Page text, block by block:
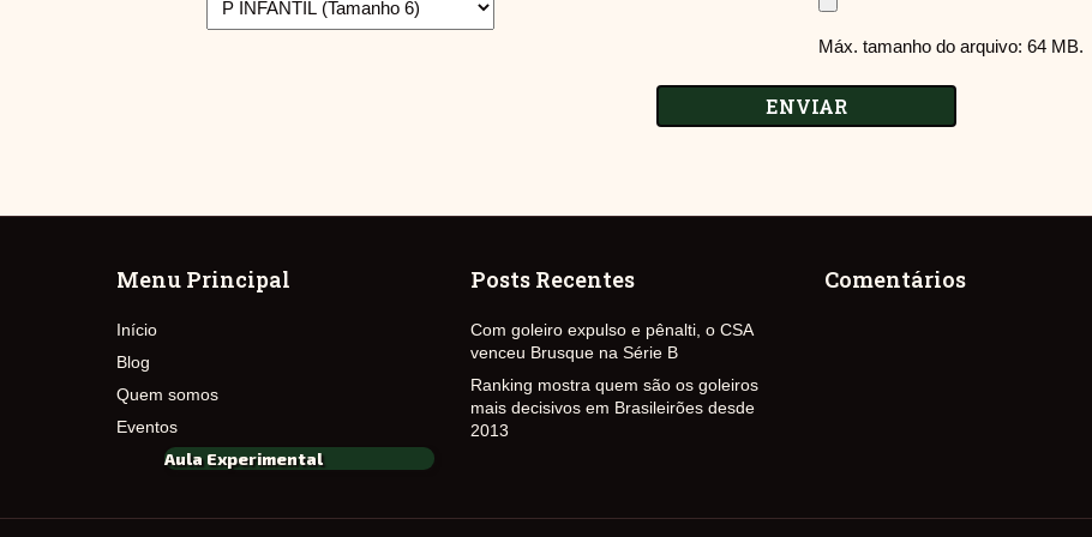
Máx. tamanho do arquivo: 64 MB.
Menu Principal
Início
Blog
Quem somos
Eventos
Aula Experimental
Posts Recentes
Com goleiro expulso e pênalti, o CSA
venceu Brusque na Série B
Ranking mostra quem são os goleiros
mais decisivos em Brasileirões desde
2013
Comentários